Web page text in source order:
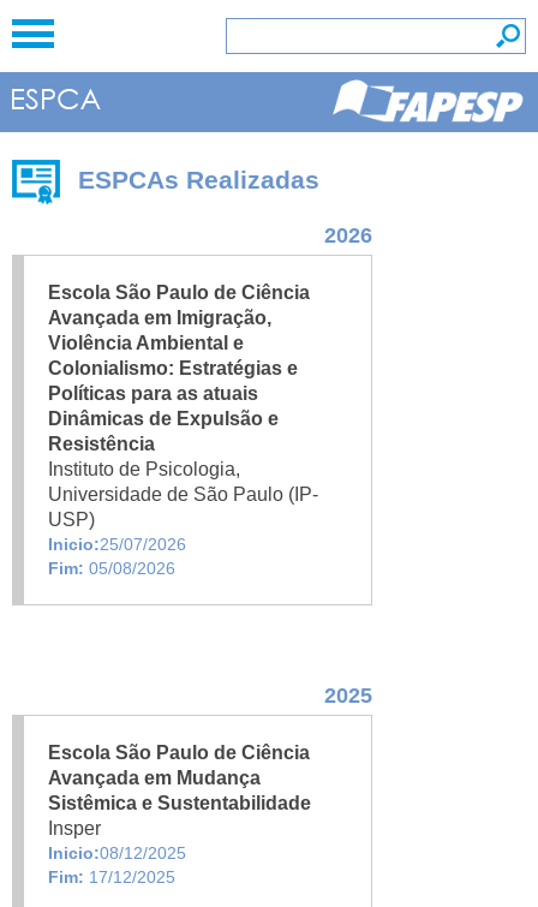
ESPCAs Realizadas
2026
Escola São Paulo de Ciência
Avançada em Imigração,
Violência Ambiental e
Colonialismo: Estratégias e
Políticas para as atuais
Dinâmicas de Expulsão e
Resistência
Instituto de Psicologia,
Universidade de São Paulo (IP-
USP)
Inicio:25/07/2026
Fim: 05/08/2026
2025
Escola São Paulo de Ciência
Avançada em Mudança
Sistêmica e Sustentabilidade
Insper
Inicio:08/12/2025
Fim: 17/12/2025